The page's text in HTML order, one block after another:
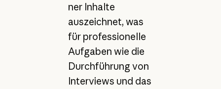
ner Inhalte
auszeichnet, was
für professionelle
Aufgaben wie die
Durchführung von
Interviews und das